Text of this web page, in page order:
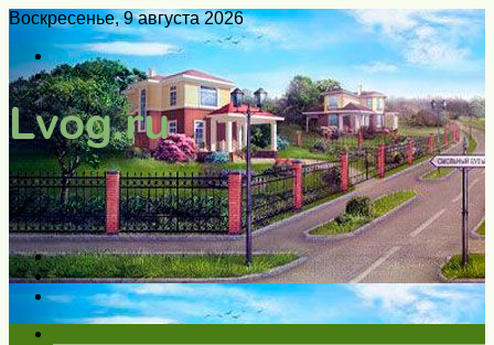
Воскресенье, 9 августа 2026
Войти
Switch
skin
Меню
Искать
Switch
skin